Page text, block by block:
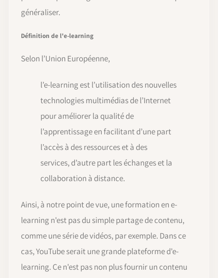
généraliser.
Définition de l'e-learning
Selon l’Union Européenne,
l’e-learning est l’utilisation des nouvelles
technologies multimédias de l’Internet
pour améliorer la qualité de
l’apprentissage en facilitant d’une part
l’accès à des ressources et à des
services, d’autre part les échanges et la
collaboration à distance.
Ainsi, à notre point de vue, une formation en e-
learning n'est pas du simple partage de contenu,
comme une série de vidéos, par exemple. Dans ce
cas, YouTube serait une grande plateforme d'e-
learning. Ce n'est pas non plus fournir un contenu